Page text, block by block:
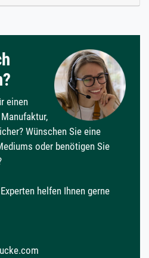
einen
Wünschen Sie eine
oder benötigen Sie
helfen Ihnen gerne